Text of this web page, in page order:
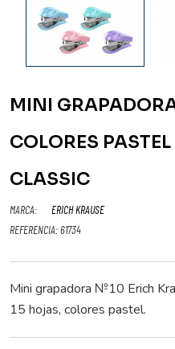
MINI GRAPADORA Nº10 15H
COLORES
CLASSIC
MARCA:
ERICH KRAUSE
REFERENCIA: 61734
Mini grapadora №10 Erich
15 hojas, colores pastel.